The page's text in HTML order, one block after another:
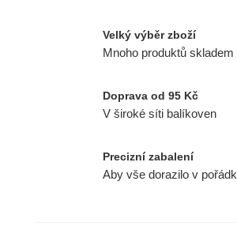
Velký výběr zboží
Mnoho produktů skladem
Doprava od 95 Kč
V široké síti balíkoven
Precizní zabalení
Aby vše dorazilo v